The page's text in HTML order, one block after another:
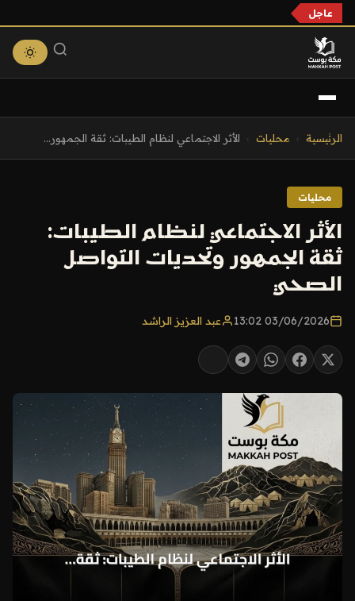
عاجل
الرئيسية محليات الأثر الاجتماعي لنظام الطيبات: ثقة الجمهور...
محليات
الأثر الاجتماعي لنظام الطيبات:
ثقة الجمهور وتحديات التواصل
الصحي
03/06/2026 13:02 عبد العزيز الراشد